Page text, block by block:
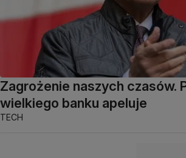
Zagrożenie naszych czasów.
wielkiego banku apeluje
TECH